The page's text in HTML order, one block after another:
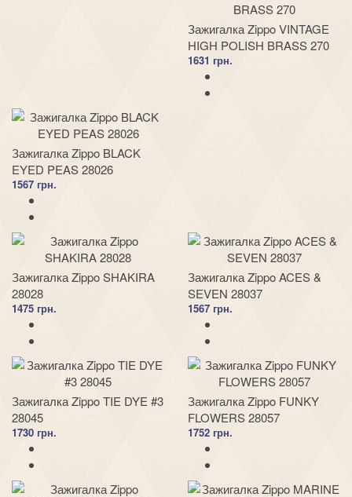
Зажигалка Zippo VINTAGE
HIGH POLISH BRASS 270
1631 грн.
Зажигалка Zippo BLACK
EYED PEAS 28026
1567 грн.
Зажигалка Zippo SHAKIRA
28028
1475 грн.
Зажигалка Zippo ACES &
SEVEN 28037
1567 грн.
Зажигалка Zippo TIE DYE #3
28045
1730 грн.
Зажигалка Zippo FUNKY
FLOWERS 28057
1752 грн.